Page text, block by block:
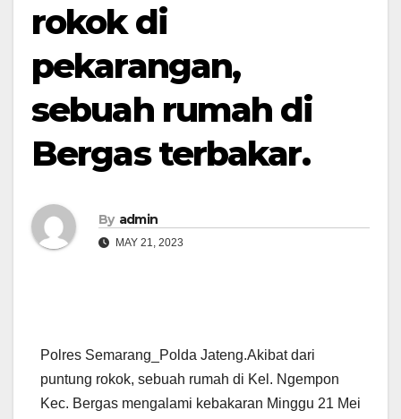
rokok di
pekarangan,
sebuah rumah di
Bergas terbakar.
By admin
MAY 21, 2023
Polres Semarang_Polda Jateng.Akibat dari
puntung rokok, sebuah rumah di Kel. Ngempon
Kec. Bergas mengalami kebakaran Minggu 21 Mei